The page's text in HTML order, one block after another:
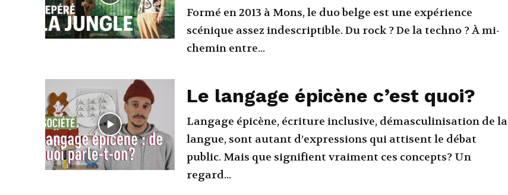
Formé en 2013 à Mons, le duo belge est une expérience
scénique assez indescriptible. Du rock ? De la techno ? À mi-
chemin entre...
Le langage épicène c’est quoi?
Langage épicène, écriture inclusive, démasculinisation de la
langue, sont autant d’expressions qui attisent le débat
public. Mais que signifient vraiment ces concepts? Un
regard...